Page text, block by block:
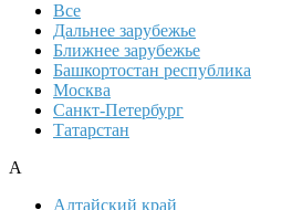
Все
Дальнее зарубежье
Ближнее зарубежье
Башкортостан республика
Москва
Санкт-Петербург
Татарстан
А
Алтайский край